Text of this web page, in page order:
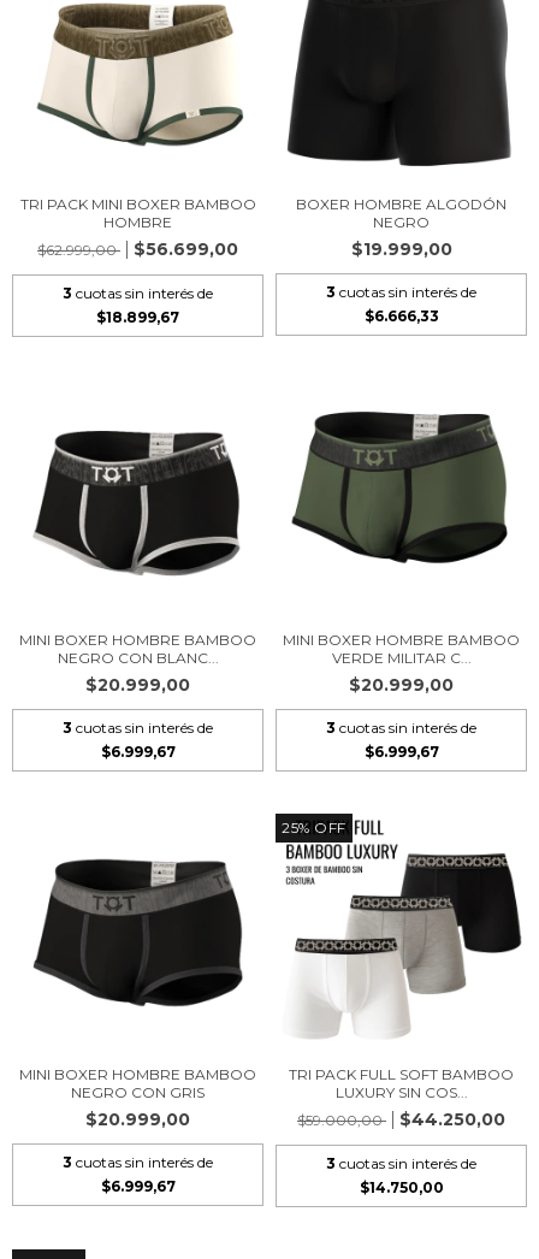
TRI PACK MINI BOXER BAMBOO
HOMBRE
$62.999,00
$56.699,00
3 cuotas sin interés de
$18.899,67
BOXER HOMBRE ALGODÓN
NEGRO
$19.999,00
3 cuotas sin interés de
$6.666,33
MINI BOXER HOMBRE BAMBOO
NEGRO CON BLANC...
$20.999,00
3 cuotas sin interés de
$6.999,67
MINI BOXER HOMBRE BAMBOO
VERDE MILITAR C...
$20.999,00
3 cuotas sin interés de
$6.999,67
MINI BOXER HOMBRE BAMBOO
NEGRO CON GRIS
$20.999,00
3 cuotas sin interés de
$6.999,67
25% OFF
TRI PACK FULL SOFT BAMBOO
LUXURY SIN COS...
$59.000,00
$44.250,00
3 cuotas sin interés de
$14.750,00